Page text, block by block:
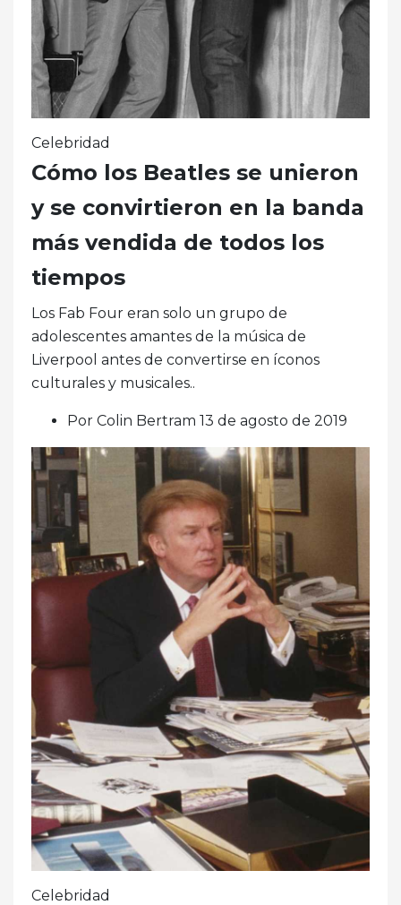
Celebridad
Cómo los Beatles se unieron
y se convirtieron en la banda
más vendida de todos los
tiempos
Los Fab Four eran solo un grupo de
adolescentes amantes de la música de
Liverpool antes de convertirse en íconos
culturales y musicales..
Por Colin Bertram 13 de agosto de 2019
Celebridad